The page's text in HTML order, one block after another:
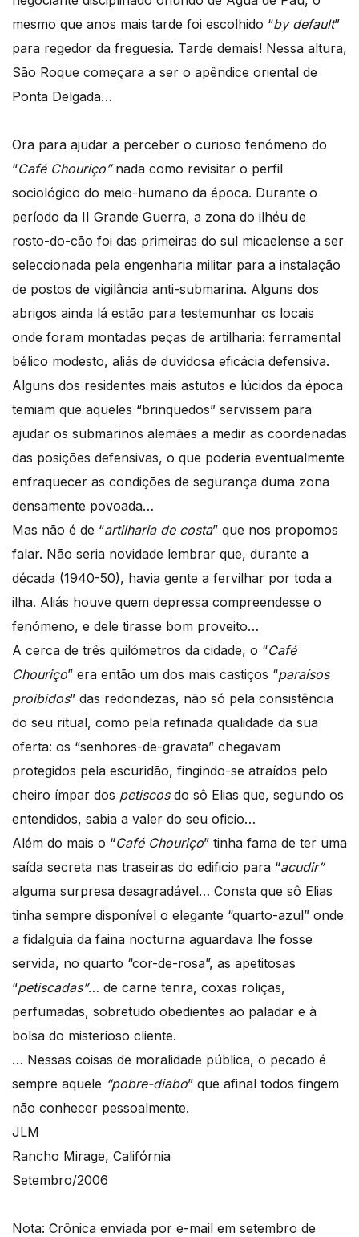
mesmo que anos mais tarde foi escolhido “by default”
para regedor da freguesia. Tarde demais! Nessa altura,
São Roque começara a ser o apêndice oriental de
Ponta Delgada…
Ora para ajudar a perceber o curioso fenómeno do
“Café Chouriço”nada como revisitar o perfil
sociológico do meio-humano da época. Durante o
período da II Grande Guerra, a zona do ilhéu de
rosto-do-cão foi das primeiras do sul micaelense a ser
seleccionada pela engenharia militar para a instalação
de postos de vigilância anti-submarina. Alguns dos
abrigos ainda lá estão para testemunhar os locais
onde foram montadas peças de artilharia: ferramental
bélico modesto, aliás de duvidosa eficácia defensiva.
Alguns dos residentes mais astutos e lúcidos da época
temiam que aqueles “brinquedos” servissem para
ajudar os submarinos alemães a medir as coordenadas
das posições defensivas, o que poderia eventualmente
enfraquecer as condições de segurança duma zona
densamente povoada…
Mas não é de “artilharia de costa” que nos propomos
falar. Não seria novidade lembrar que, durante a
década (1940-50), havia gente a fervilhar por toda a
ilha. Aliás houve quem depressa compreendesse o
fenómeno, e dele tirasse bom proveito…
A cerca de três quilómetros da cidade, o “Café
Chouriço” era então um dos mais castiços “paraísos
proibidos” das redondezas, não só pela consistência
do seu ritual, como pela refinada qualidade da sua
oferta: os “senhores-de-gravata” chegavam
protegidos pela escuridão, fingindo-se atraídos pelo
cheiro ímpar dos petiscosdo sô Elias que, segundo os
entendidos, sabia a valer do seu oficio…
Além do mais o “Café Chouriço” tinha fama de ter uma
saída secreta nas traseiras do edificio para “acudir”
alguma surpresa desagradável… Consta que sô Elias
tinha sempre disponível o elegante “quarto-azul” onde
a fidalguia da faina nocturna aguardava lhe fosse
servida, no quarto “cor-de-rosa”, as apetitosas
“petiscadas”… de carne tenra, coxas roliças,
perfumadas, sobretudo obedientes ao paladar e à
bolsa do misterioso cliente.
… Nessas coisas de moralidade pública, o pecado é
sempre aquele “pobre-diabo” que afinal todos fingem
não conhecer pessoalmente.
JLM
Rancho Mirage, Califórnia
Setembro/2006
Nota: Crônica enviada por e-mail em setembro de